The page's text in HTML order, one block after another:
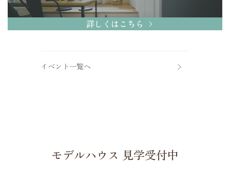
詳しくはこちら
イベント一覧へ
モデルハウス 見学受付中